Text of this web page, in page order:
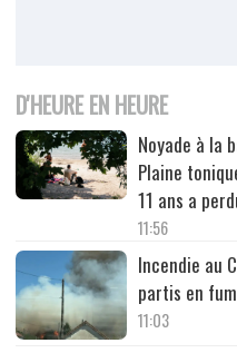
D'HEURE EN HEURE
Noyade à la
Plaine
11 ans a
11:56
Incendie au
partis en
11:03